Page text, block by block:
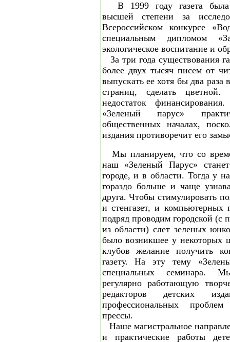
В 1999 году газета
высшей степени за
Всероссийском конкурсе
специальным дипломом
экологическое воспитание и
За три года существования
более двух тысяч писем от
выпускать ее хотя бы два раза
страниц, сделать цветной.
недостаток
«3еленый парус»
общественных началах,
издания противоречит его
Мы планируем, что со
наш «Зеленый Парус»
городе, и в области. Тогда у
гораздо больше и чаще
друга. Чтобы стимулировать
и стенгазет, и
подряд проводим городской
из области) слет зеленых
было возникшее у некоторых
клубов желание получить
газету. На эту тему
специальных семинара.
регулярно работающую
редакторов детских
профессиональных
прессы.
Наше магистральное
и практические работы